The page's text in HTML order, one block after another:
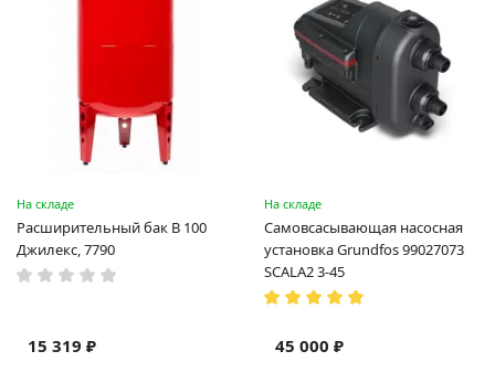
На складе
Расширительный бак В 100
Джилекс, 7790
15 319 ₽
На складе
Самовсасывающая насосная
установка Grundfos 99027073
SCALA2 3-45
45 000 ₽